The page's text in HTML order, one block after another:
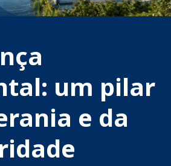
um pilar
e da